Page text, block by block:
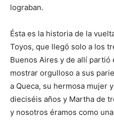
lograban.
Ésta es la historia de la
Toyos, que llegó solo a los
Buenos Aires y de allí partió
mostrar orgulloso a sus
a Queca, su hermosa mujer
dieciséis años y Martha de
y nosotros éramos como